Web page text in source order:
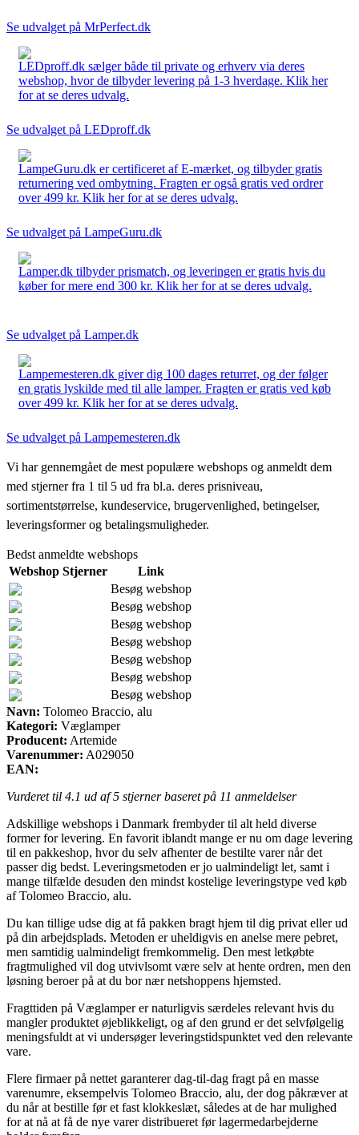
Se udvalget på MrPerfect.dk
LEDproff.dk sælger både til private og erhverv via deres
webshop, hvor de tilbyder levering på 1-3 hverdage. Klik her
for at se deres udvalg.
Se udvalget på LEDproff.dk
LampeGuru.dk er certificeret af E-mærket, og tilbyder gratis
returnering ved ombytning. Fragten er også gratis ved ordrer
over 499 kr. Klik her for at se deres udvalg.
Se udvalget på LampeGuru.dk
Lamper.dk tilbyder prismatch, og leveringen er gratis hvis du
køber for mere end 300 kr. Klik her for at se deres udvalg.
Se udvalget på Lamper.dk
Lampemesteren.dk giver dig 100 dages returret, og der følger
en gratis lyskilde med til alle lamper. Fragten er gratis ved køb
over 499 kr. Klik her for at se deres udvalg.
Se udvalget på Lampemesteren.dk
Vi har gennemgået de mest populære webshops og anmeldt dem
med stjerner fra 1 til 5 ud fra bl.a. deres prisniveau,
sortimentstørrelse, kundeservice, brugervenlighed, betingelser,
leveringsformer og betalingsmuligheder.
Bedst anmeldte webshops
Webshop Stjerner
Link
Besøg webshop
Besøg webshop
Besøg webshop
Besøg webshop
Besøg webshop
Besøg webshop
Besøg webshop
Navn: Tolomeo Braccio, alu
Kategori: Væglamper
Producent: Artemide
Varenummer: A029050
EAN:
Vurderet til 4.1 ud af 5 stjerner baseret på 11 anmeldelser
Adskillige webshops i Danmark frembyder til alt held diverse
former for levering. En favorit iblandt mange er nu om dage levering
til en pakkeshop, hvor du selv afhenter de bestilte varer når det
passer dig bedst. Leveringsmetoden er jo ualmindeligt let, samt i
mange tilfælde desuden den mindst kostelige leveringstype ved køb
af Tolomeo Braccio, alu.
Du kan tillige udse dig at få pakken bragt hjem til dig privat eller ud
på din arbejdsplads. Metoden er uheldigvis en anelse mere pebret,
men samtidig ualmindeligt fremkommelig. Den mest letkøbte
fragtmulighed vil dog utvivlsomt være selv at hente ordren, men den
løsning beroer på at du bor nær netshoppens hjemsted.
Fragttiden på Væglamper er naturligvis særdeles relevant hvis du
mangler produktet øjeblikkeligt, og af den grund er det selvfølgelig
meningsfuldt at vi undersøger leveringstidspunktet ved den relevante
vare.
Flere firmaer på nettet garanterer dag-til-dag fragt på en masse
varenumre, eksempelvis Tolomeo Braccio, alu, der dog påkræver at
du når at bestille før et fast klokkeslæt, således at de har mulighed
for at nå at få de nye varer distribueret før lagermedarbejderne